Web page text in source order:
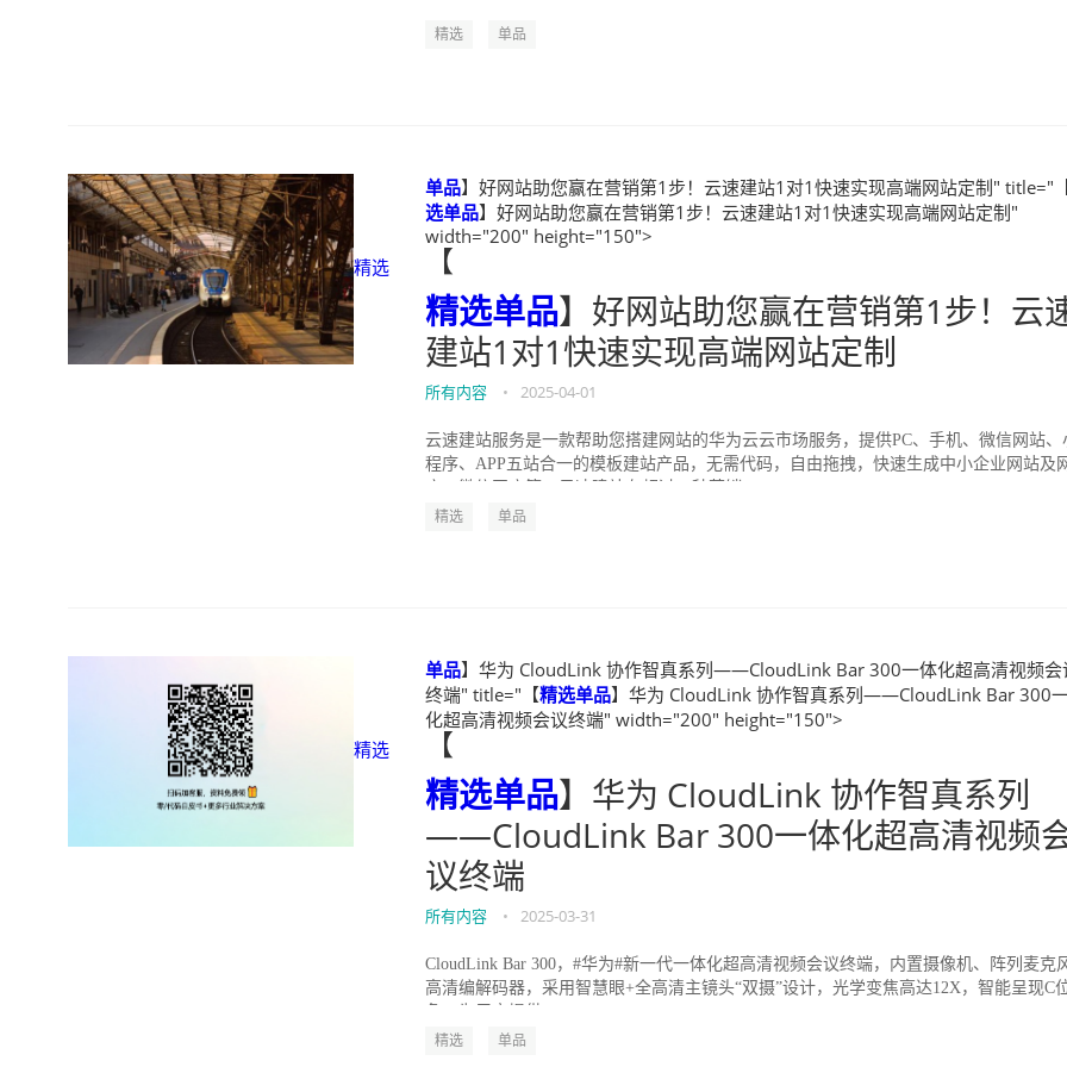
精选 单品
精选
单品】好网站助您赢在营销第1步！云速建站1对1快速实现高端网站定制" title="
选单品】好网站助您赢在营销第1步！云速建站1对1快速实现高端网站定制"
width="200" height="150">
【
精选单品】好网站助您赢在营销第1步！云
建站1对1快速实现高端网站定制
所有内容 • 2025-04-01
云速建站服务是一款帮助您搭建网站的华为云云市场服务，提供PC、手机、微信网站、
程序、APP五站合一的模板建站产品，无需代码，自由拖拽，快速生成中小企业网站及
精选 单品
精选
单品】华为 CloudLink 协作智真系列——CloudLink Bar 300一体化超高清视频会
终端" title="【精选单品】华为 CloudLink 协作智真系列——CloudLink Bar 300
化超高清视频会议终端" width="200" height="150">
【
精选单品】华为 CloudLink 协作智真系列
——CloudLink Bar 300一体化超高清视频
议终端
所有内容 • 2025-03-31
CloudLink Bar 300，#华为#新一代一体化超高清视频会议终端，内置摄像机、阵列麦克
高清编解码器，采用智慧眼+全高清主镜头“双摄”设计，光学变焦高达12X，智能呈现C
精选 单品